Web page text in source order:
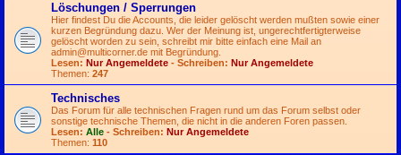
Löschungen / Sperrungen
Hier findest Du die Accounts, die leider gelöscht werden mußten sowie einer
kurzen Begründung dazu. Wer der Meinung ist, ungerechtfertigterweise
gelöscht worden zu sein, schreibt mir bitte einfach eine Mail an
admin@multicorner.de mit Begründung.
Lesen: Nur Angemeldete - Schreiben: Nur Angemeldete
Themen: 247
Technisches
Das Forum für alle technischen Fragen rund um das Forum selbst oder
sonstige technische Themen, die nicht in die anderen Foren passen.
Lesen: Alle - Schreiben: Nur Angemeldete
Themen: 110